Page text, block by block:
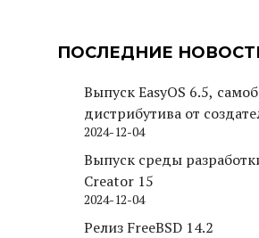
ПОСЛЕДНИЕ
Выпуск EasyOS 6.5,
дистрибутива от
Puppy Linux
2024-12-04
Выпуск среды
Creator 15
2024-12-04
Релиз FreeBSD 14.2